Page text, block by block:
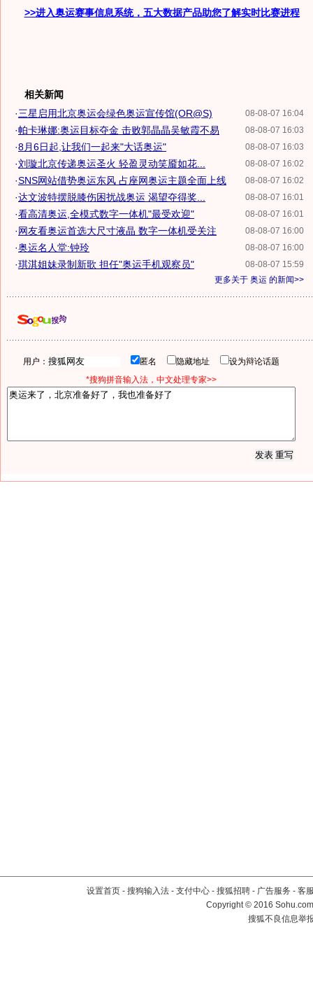
>>进入奥运赛事信息系统，五大数据产品助您了解实时比赛进程
相关新闻
08-08-07 16:04
·三星启用北京奥运会绿色奥运宣传馆(OR@S)
08-08-07 16:03
·帕卡琳娜:奥运目标夺金 击败郭晶晶吴敏霞不易
08-08-07 16:03
·8月6日起,让我们一起来"大话奥运"
08-08-07 16:02
·刘璇北京传递奥运圣火 轻盈灵动笑靥如花...
08-08-07 16:02
·SNS网站借势奥运东风 占座网奥运主题全面上线
08-08-07 16:01
·达文波特摆脱膝伤困扰战奥运 渴望夺得奖...
08-08-07 16:01
·看高清奥运,全模式数字一体机"最受欢迎"
08-08-07 16:00
·网友看奥运首选大尺寸液晶 数字一体机受关注
08-08-07 16:00
·奥运名人堂:钟玲
08-08-07 15:59
·琪淇姐妹录制新歌 担任"奥运手机观察员"
更多关于 奥运 的新闻>>
用户： 匿名 隐藏地址
设为辩论话题
*搜狗拼音输入法，中文处理专家>>
设置首页 - 搜狗输入法 - 支付中心 - 搜狐招聘 - 广告服务 - 客
Copyright©2016
搜狐不良信息举